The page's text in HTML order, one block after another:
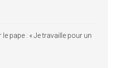
pape : « Je travaille pour un